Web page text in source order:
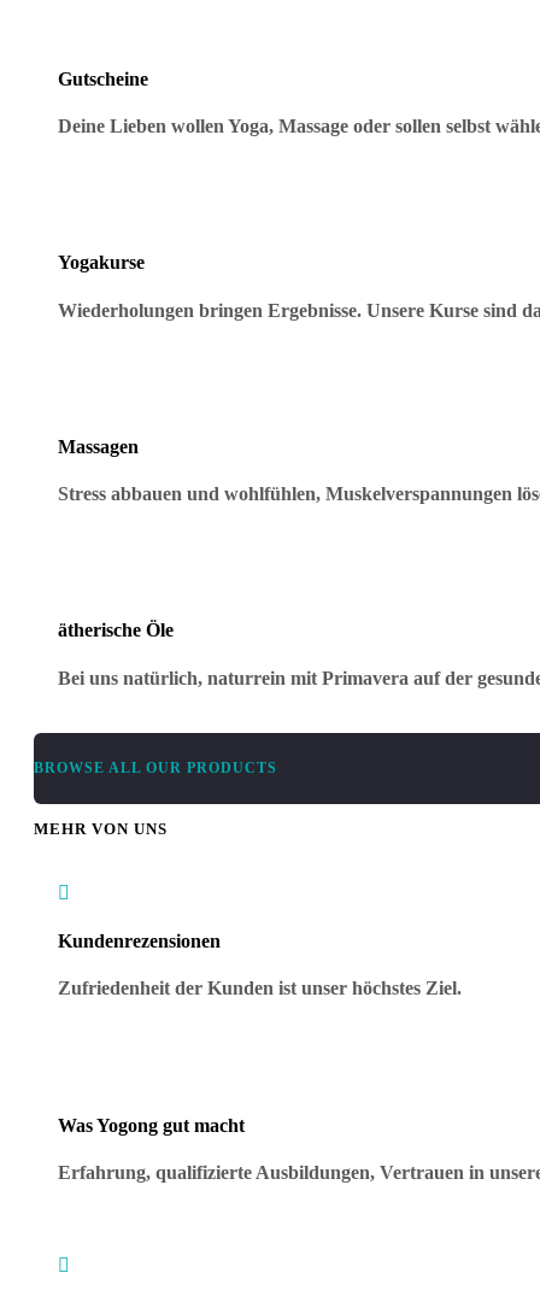
Gutscheine
Deine Lieben wollen Yoga, Massage oder sollen selbst
Yogakurse
Wiederholungen bringen Ergebnisse. Unsere Kurse sind
Massagen
Stress abbauen und wohlfühlen, Muskelverspannungen
ätherische Öle
Bei uns natürlich, naturrein mit Primavera auf der
BROWSE ALL OUR PRODUCTS
MEHR VON UNS

Kundenrezensionen
Zufriedenheit der Kunden ist unser höchstes Ziel.
Was Yogong gut macht
Erfahrung, qualifizierte Ausbildungen, Vertrauen in
